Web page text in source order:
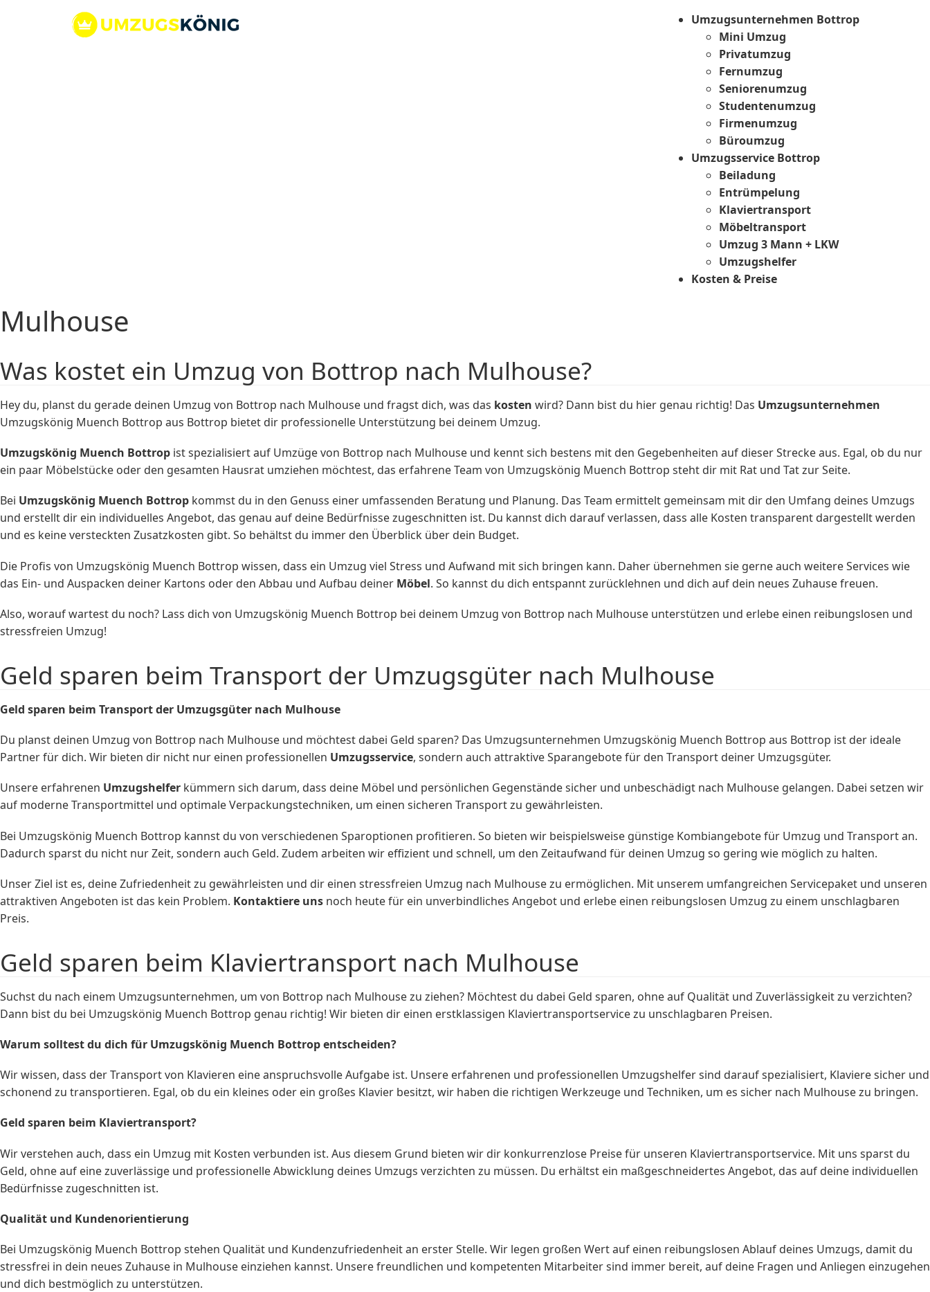
Umzugsunternehmen Bottrop
Mini Umzug
Privatumzug
Fernumzug
Seniorenumzug
Studentenumzug
Firmenumzug
Büroumzug
Umzugsservice Bottrop
Beiladung
Entrümpelung
Klaviertransport
Möbeltransport
Umzug 3 Mann + LKW
Umzugshelfer
Kosten & Preise
Mulhouse
Was kostet ein Umzug von Bottrop nach Mulhouse?
Hey du, planst du gerade deinen Umzug von Bottrop nach Mulhouse und fragst dich, was das kosten wird? Dann bist du hier genau richtig! Das Umzugsunternehmen
Umzugskönig Muench Bottrop aus Bottrop bietet dir professionelle Unterstützung bei deinem Umzug.
Umzugskönig Muench Bottrop ist spezialisiert auf Umzüge von Bottrop nach Mulhouse und kennt sich bestens mit den Gegebenheiten auf dieser Strecke aus. Egal, ob du nur
ein paar Möbelstücke oder den gesamten Hausrat umziehen möchtest, das erfahrene Team von Umzugskönig Muench Bottrop steht dir mit Rat und Tat zur Seite.
Bei Umzugskönig Muench Bottrop kommst du in den Genuss einer umfassenden Beratung und Planung. Das Team ermittelt gemeinsam mit dir den Umfang deines Umzugs
und erstellt dir ein individuelles Angebot, das genau auf deine Bedürfnisse zugeschnitten ist. Du kannst dich darauf verlassen, dass alle Kosten transparent dargestellt werden
und es keine versteckten Zusatzkosten gibt. So behältst du immer den Überblick über dein Budget.
Die Profis von Umzugskönig Muench Bottrop wissen, dass ein Umzug viel Stress und Aufwand mit sich bringen kann. Daher übernehmen sie gerne auch weitere Services wie
das Ein- und Auspacken deiner Kartons oder den Abbau und Aufbau deiner Möbel. So kannst du dich entspannt zurücklehnen und dich auf dein neues Zuhause freuen.
Also, worauf wartest du noch? Lass dich von Umzugskönig Muench Bottrop bei deinem Umzug von Bottrop nach Mulhouse unterstützen und erlebe einen reibungslosen und
stressfreien Umzug!
Geld sparen beim Transport der Umzugsgüter nach Mulhouse
Geld sparen beim Transport der Umzugsgüter nach Mulhouse
Du planst deinen Umzug von Bottrop nach Mulhouse und möchtest dabei Geld sparen? Das Umzugsunternehmen Umzugskönig Muench Bottrop aus Bottrop ist der ideale
Partner für dich. Wir bieten dir nicht nur einen professionellen Umzugsservice, sondern auch attraktive Sparangebote für den Transport deiner Umzugsgüter.
Unsere erfahrenen Umzugshelfer kümmern sich darum, dass deine Möbel und persönlichen Gegenstände sicher und unbeschädigt nach Mulhouse gelangen. Dabei setzen wir
auf moderne Transportmittel und optimale Verpackungstechniken, um einen sicheren Transport zu gewährleisten.
Bei Umzugskönig Muench Bottrop kannst du von verschiedenen Sparoptionen profitieren. So bieten wir beispielsweise günstige Kombiangebote für Umzug und Transport an.
Dadurch sparst du nicht nur Zeit, sondern auch Geld. Zudem arbeiten wir effizient und schnell, um den Zeitaufwand für deinen Umzug so gering wie möglich zu halten.
Unser Ziel ist es, deine Zufriedenheit zu gewährleisten und dir einen stressfreien Umzug nach Mulhouse zu ermöglichen. Mit unserem umfangreichen Servicepaket und unseren
attraktiven Angeboten ist das kein Problem. Kontaktiere uns noch heute für ein unverbindliches Angebot und erlebe einen reibungslosen Umzug zu einem unschlagbaren
Preis.
Geld sparen beim Klaviertransport nach Mulhouse
Suchst du nach einem Umzugsunternehmen, um von Bottrop nach Mulhouse zu ziehen? Möchtest du dabei Geld sparen, ohne auf Qualität und Zuverlässigkeit zu verzichten?
Dann bist du bei Umzugskönig Muench Bottrop genau richtig! Wir bieten dir einen erstklassigen Klaviertransportservice zu unschlagbaren Preisen.
Warum solltest du dich für Umzugskönig Muench Bottrop entscheiden?
Wir wissen, dass der Transport von Klavieren eine anspruchsvolle Aufgabe ist. Unsere erfahrenen und professionellen Umzugshelfer sind darauf spezialisiert, Klaviere sicher und
schonend zu transportieren. Egal, ob du ein kleines oder ein großes Klavier besitzt, wir haben die richtigen Werkzeuge und Techniken, um es sicher nach Mulhouse zu bringen.
Geld sparen beim Klaviertransport?
Wir verstehen auch, dass ein Umzug mit Kosten verbunden ist. Aus diesem Grund bieten wir dir konkurrenzlose Preise für unseren Klaviertransportservice. Mit uns sparst du
Geld, ohne auf eine zuverlässige und professionelle Abwicklung deines Umzugs verzichten zu müssen. Du erhältst ein maßgeschneidertes Angebot, das auf deine individuellen
Bedürfnisse zugeschnitten ist.
Qualität und Kundenorientierung
Bei Umzugskönig Muench Bottrop stehen Qualität und Kundenzufriedenheit an erster Stelle. Wir legen großen Wert auf einen reibungslosen Ablauf deines Umzugs, damit du
stressfrei in dein neues Zuhause in Mulhouse einziehen kannst. Unsere freundlichen und kompetenten Mitarbeiter sind immer bereit, auf deine Fragen und Anliegen einzugehen
und dich bestmöglich zu unterstützen.